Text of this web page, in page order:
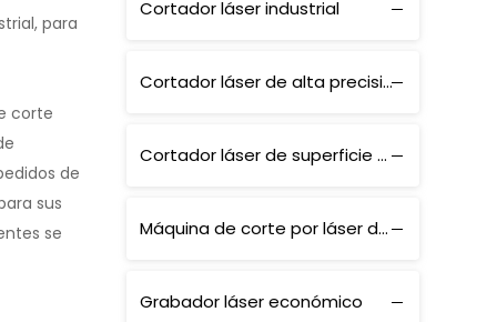
para
corte
de
sus
se
Cortador láser industrial
Cortador láser de alta precisión
Cortador láser de superficie plana
Máquina de corte por láser de alta potencia
Grabador láser económico